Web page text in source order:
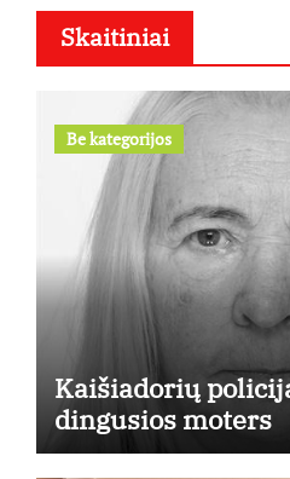
Skaitiniai
Be kategorijos
Kaišiadorių
dingusios moters